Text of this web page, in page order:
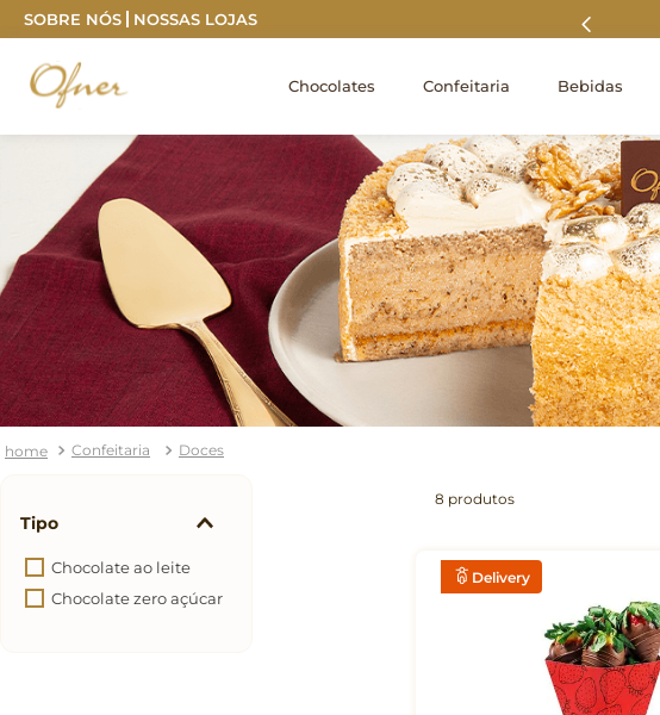
SOBRE NÓS NOSSAS LOJAS
Frete grátis capitais sul e sudeste a partir de R$ 350
Chocolates Confeitaria Bebidas
Confeitaria Doces
Tipo
Chocolate ao leite
Chocolate zero açúcar
8 produtos
Delivery